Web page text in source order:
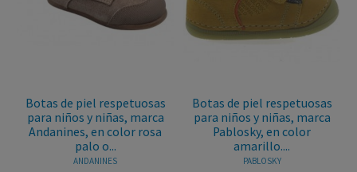
Botas de piel respetuosas
para niños y niñas, marca
Andanines, en color rosa
palo o...
ANDANINES
Botas de piel respetuosas
para niños y niñas, marca
Pablosky, en color
amarillo....
PABLOSKY